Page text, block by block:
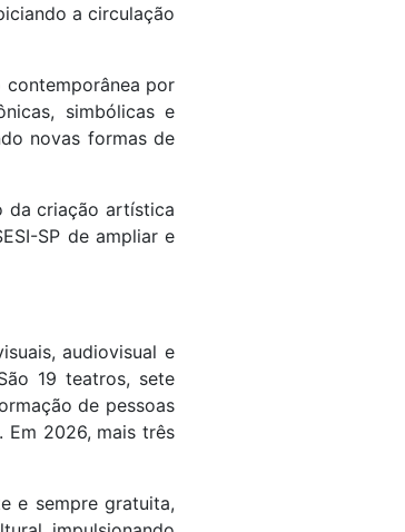
a circulação
contemporânea por
simbólicas e
novas formas de
da criação artística
SP de ampliar e
audiovisual e
19 teatros, sete
de pessoas
Em 2026, mais três
e sempre gratuita,